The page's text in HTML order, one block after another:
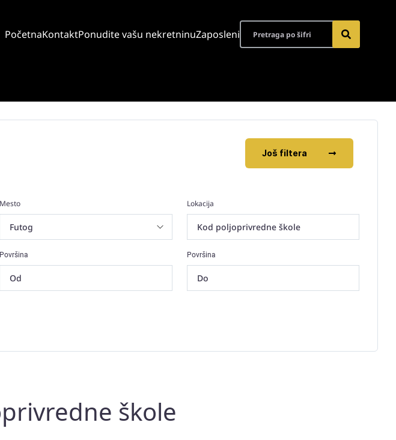
PočetnaKontaktPonudite vašu nekretninuZaposleni
Još filtera
Mesto Lokacija
Kod poljoprivredne škole
Površina Površina
škole